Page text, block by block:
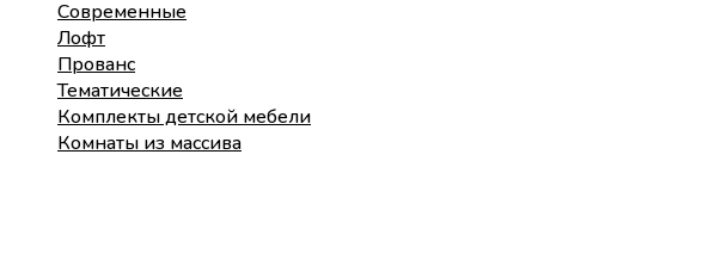
Современные
Лофт
Прованс
Тематические
Комплекты детской мебели
Комнаты из массива